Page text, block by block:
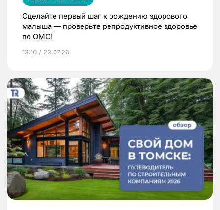
Сделайте первый шаг к рождению здорового
малыша — проверьте репродуктивное здоровье
по ОМС!
13:10 / 23.07.26